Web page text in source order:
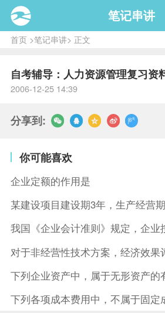
笔记串讲
首页>笔记串讲> 正文
自考辅导：人力资源管理复习资
2006-12-25 14:39
分享到:
你可能喜欢
企业定额的作用是
下列企业资产中，属于无形资产
下列各项成本费用中，不属于固定